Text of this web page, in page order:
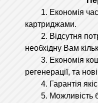
1. Економія часу.
картриджами.
2. Відсутня
необхідну Вам
3. Економія
регенерації, та
4. Гарантія
5. Можливість